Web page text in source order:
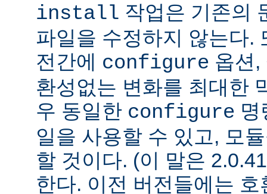
install 작업은 기존의
파일을 수정하지 않는다.
전간에 configure 옵션,
환성없는 변화를 최대한
우 동일한 configure 명
일을 사용할 수 있고, 모
할 것이다. (이 말은
한다. 이전 버전들에는